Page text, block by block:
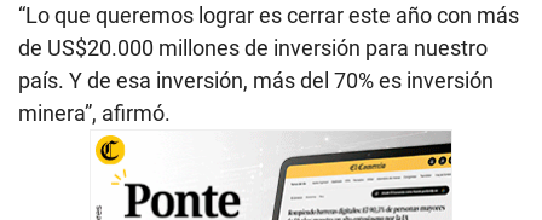
“Lo que queremos lograr es cerrar este año con más
de US$20.000 millones de inversión para nuestro
país. Y de esa inversión, más del 70% es inversión
minera”, afirmó.